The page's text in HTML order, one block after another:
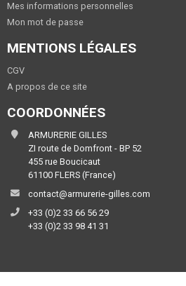
Mes informations personnelles
Mon mot de passe
MENTIONS LÉGALES
CGV
A propos de ce site
COORDONNÉES
ARMURERIE GILLES
ZI route de Domfront - BP 52
455 rue Boucicaut
61100 FLERS (France)
contact@armurerie-gilles.com
+33 (0)2 33 66 56 29
+33 (0)2 33 98 41 31